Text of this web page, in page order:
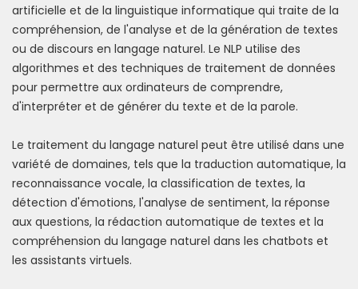
artificielle et de la linguistique informatique qui traite de la
compréhension, de l'analyse et de la génération de textes
ou de discours en langage naturel. Le NLP utilise des
algorithmes et des techniques de traitement de données
pour permettre aux ordinateurs de comprendre,
d'interpréter et de générer du texte et de la parole.
Le traitement du langage naturel peut être utilisé dans une
variété de domaines, tels que la traduction automatique, la
reconnaissance vocale, la classification de textes, la
détection d'émotions, l'analyse de sentiment, la réponse
aux questions, la rédaction automatique de textes et la
compréhension du langage naturel dans les chatbots et
les assistants virtuels.